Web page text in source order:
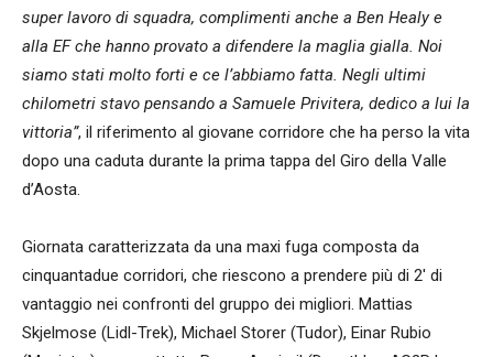
super lavoro di squadra, complimenti anche a Ben Healy e
alla EF che hanno provato a difendere la maglia gialla. Noi
siamo stati molto forti e ce l’abbiamo fatta. Negli ultimi
chilometri stavo pensando a Samuele Privitera, dedico a lui la
vittoria”, il riferimento al giovane corridore che ha perso la vita
dopo una caduta durante la prima tappa del Giro della Valle
d’Aosta.
Giornata caratterizzata da una maxi fuga composta da
cinquantadue corridori, che riescono a prendere più di 2′ di
vantaggio nei confronti del gruppo dei migliori. Mattias
Skjelmose (Lidl-Trek), Michael Storer (Tudor), Einar Rubio